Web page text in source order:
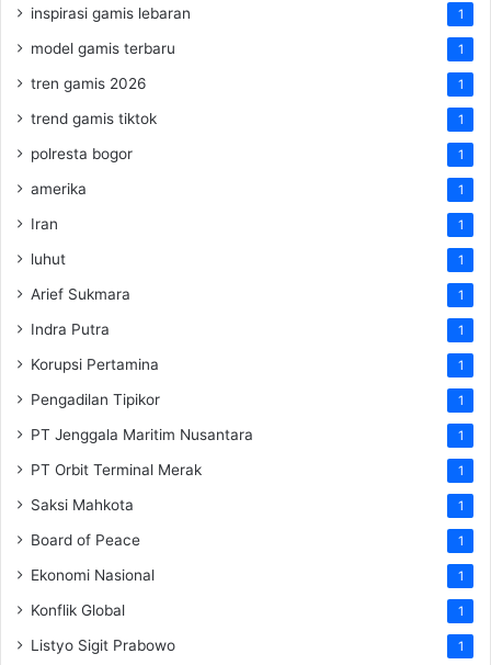
inspirasi gamis lebaran 1
model gamis terbaru 1
tren gamis 2026 1
trend gamis tiktok 1
polresta bogor 1
amerika 1
Iran 1
luhut 1
Arief Sukmara 1
Indra Putra 1
Korupsi Pertamina 1
Pengadilan Tipikor 1
PT Jenggala Maritim Nusantara 1
PT Orbit Terminal Merak 1
Saksi Mahkota 1
Board of Peace 1
Ekonomi Nasional 1
Konflik Global 1
Listyo Sigit Prabowo 1